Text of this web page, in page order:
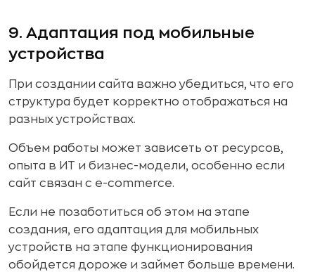
9. Адаптация под мобильные
устройства
При создании сайта важно убедиться, что его
структура будет корректно отображаться на
разных устройствах.
Объем работы может зависеть от ресурсов,
опыта в ИТ и бизнес-модели, особенно если
сайт связан с e-commerce.
Если не позаботиться об этом на этапе
создания, его адаптация для мобильных
устройств на этапе функционирования
обойдется дороже и займет больше времени.